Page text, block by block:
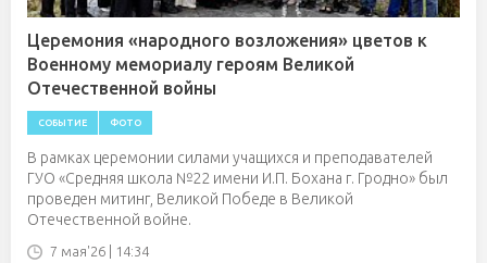
Церемония «народного возложения» цветов к
Военному мемориалу героям Великой
Отечественной войны
СОБЫТИЕ ФОТО
В рамках церемонии силами учащихся и преподавателей
ГУО «Средняя школа №22 имени И.П. Бохана г. Гродно» был
проведен митинг, Великой Победе в Великой
Отечественной войне.
7 мая'26 | 14:34